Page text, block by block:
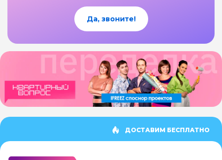
Да, звоните!
ДОСТАВИМ БЕСПЛАТНО